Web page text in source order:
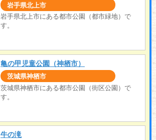
岩手県北上市
岩手県北上市にある都市公園（都市緑地）で
す。
亀の甲児童公園（神栖市）
茨城県神栖市
茨城県神栖市にある都市公園（街区公園）で
す。
牛の滝